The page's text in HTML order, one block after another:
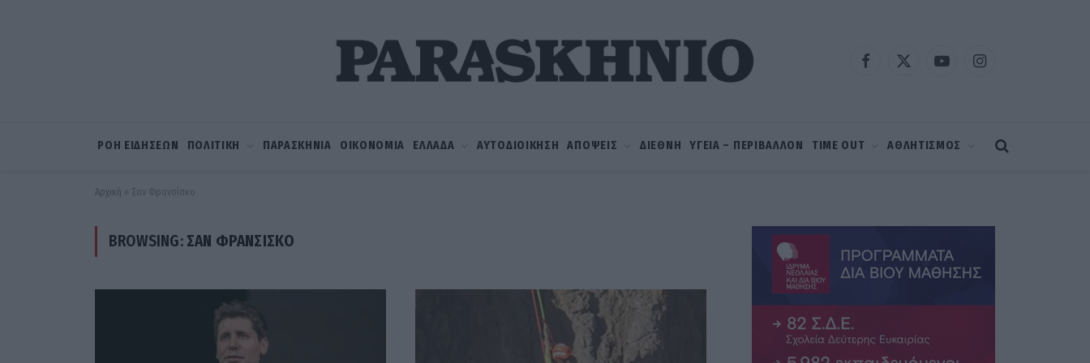
Facebook
X
YouTubeInstagram
ΡΟΗ ΕΙΔΗΣΕΩΝ ΠΟΛΙΤΙΚΗ ΠΑΡΑΣΚΗΝΙΑ ΟΙΚΟΝΟΜΙΑ ΕΛΛΑΔΑ ΑΥΤΟΔΙΟΙΚΗΣΗ ΑΠΟΨΕΙΣ ΔΙΕΘΝΗ ΥΓΕΙΑ – ΠΕΡΙΒΑΛΛΟΝ TIME OUT ΑΘΛΗΤΙΣΜΟΣ
Αρχική » Σαν Φρανσίσκο
BROWSING: ΣΑΝ ΦΡΑΝΣΊΣΚΟ